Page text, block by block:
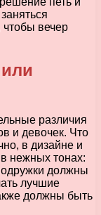
чтобы вечер
различия
и девочек. Что
в дизайне и
нежных тонах:
должны
лучшие
должны быть